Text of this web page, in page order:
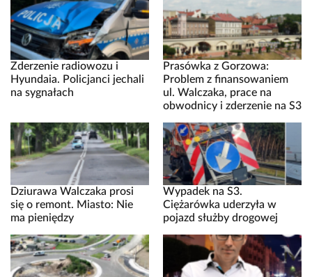
Zderzenie radiowozu i
Hyundaia. Policjanci jechali
na sygnałach
Prasówka z Gorzowa:
Problem z finansowaniem
ul. Walczaka, prace na
obwodnicy i zderzenie na S3
Dziurawa Walczaka prosi
się o remont. Miasto: Nie
ma pieniędzy
Wypadek na S3.
Ciężarówka uderzyła w
pojazd służby drogowej